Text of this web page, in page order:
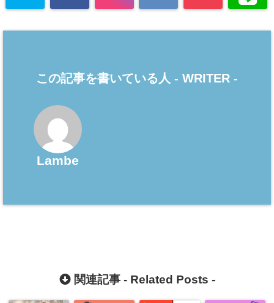
この記事を書いている人 - WRITER -
Lambe
関連記事 - Related Posts -